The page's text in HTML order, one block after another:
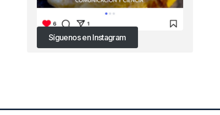
Síguenos en Instagram